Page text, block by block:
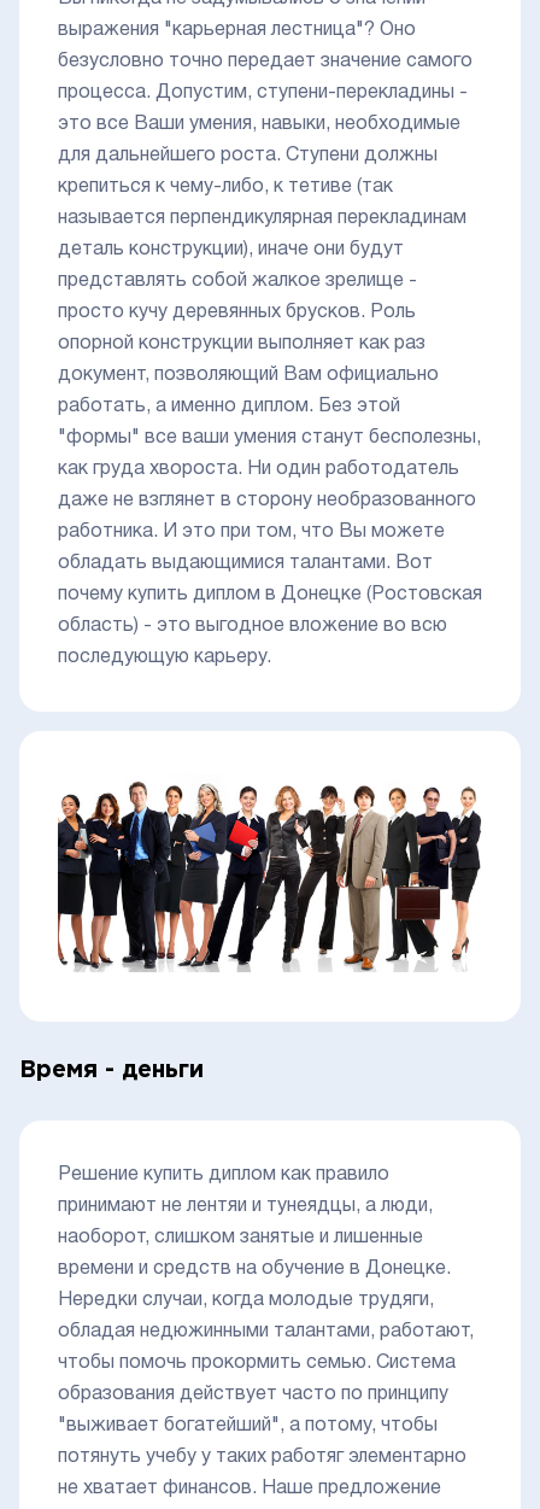
выражения "карьерная лестница"? Оно
безусловно точно передает значение самого
процесса. Допустим, ступени-перекладины -
это все Ваши умения, навыки, необходимые
для дальнейшего роста. Ступени должны
крепиться к чему-либо, к тетиве (так
называется перпендикулярная перекладинам
деталь конструкции), иначе они будут
представлять собой жалкое зрелище -
просто кучу деревянных брусков. Роль
опорной конструкции выполняет как раз
документ, позволяющий Вам официально
работать, а именно диплом. Без этой
"формы" все ваши умения станут бесполезны,
как груда хвороста. Ни один работодатель
даже не взглянет в сторону необразованного
работника. И это при том, что Вы можете
обладать выдающимися талантами. Вот
почему купить диплом в Донецке (Ростовская
область) - это выгодное вложение во всю
последующую карьеру.
Время - деньги
Решение купить диплом как правило
принимают не лентяи и тунеядцы, а люди,
наоборот, слишком занятые и лишенные
времени и средств на обучение в Донецке.
Нередки случаи, когда молодые трудяги,
обладая недюжинными талантами, работают,
чтобы помочь прокормить семью. Система
образования действует часто по принципу
"выживает богатейший", а потому, чтобы
потянуть учебу у таких работяг элементарно
не хватает финансов. Наше предложение